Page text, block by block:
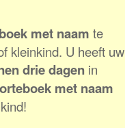
met naam te
kleinkind. U heeft uw
drie dagen in
met naam